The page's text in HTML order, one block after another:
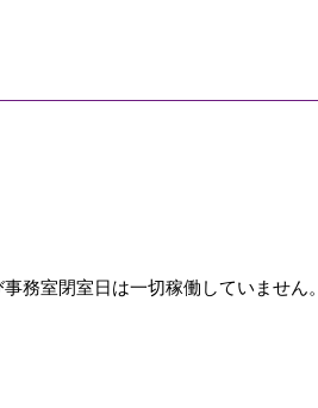
務室閉室日は一切稼働していません。